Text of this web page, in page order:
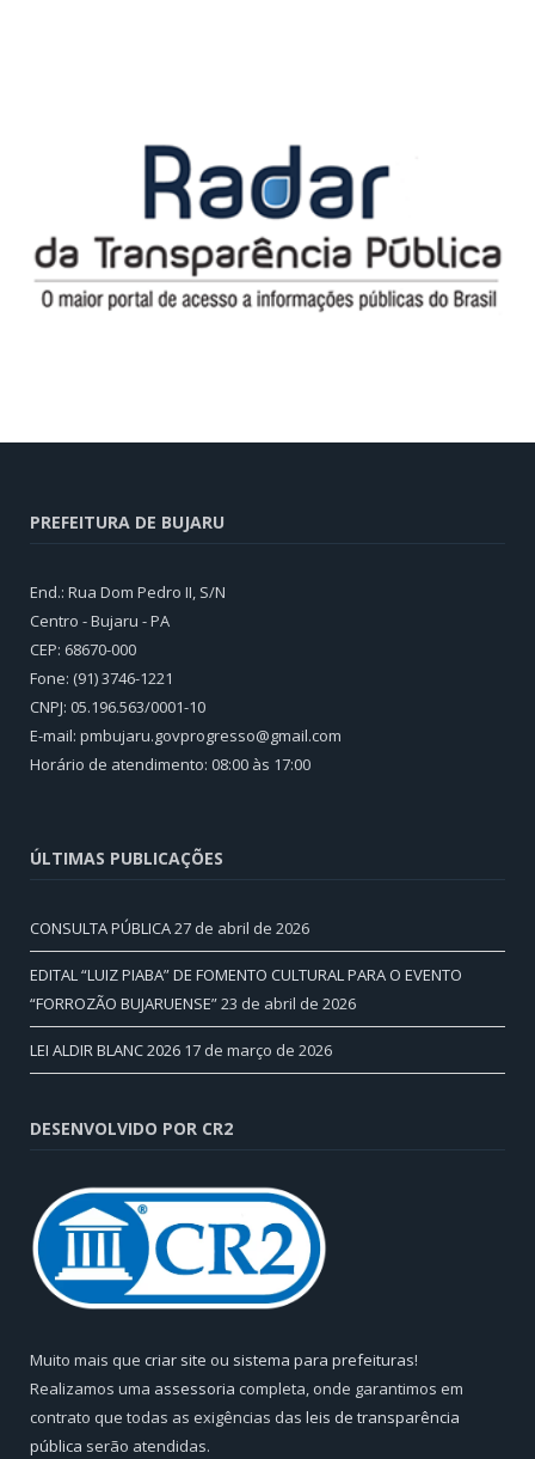
PREFEITURA DE BUJARU
End.: Rua Dom Pedro II, S/N
Centro - Bujaru - PA
CEP: 68670-000
Fone: (91) 3746-1221
CNPJ: 05.196.563/0001-10
E-mail: pmbujaru.govprogresso@gmail.com
Horário de atendimento: 08:00 às 17:00
ÚLTIMAS PUBLICAÇÕES
CONSULTA PÚBLICA27 de abril de 2026
EDITAL “LUIZ PIABA” DE FOMENTO CULTURAL PARA O EVENTO
“FORROZÃO BUJARUENSE”23 de abril de 2026
LEI ALDIR BLANC 2026 17 de março de 2026
DESENVOLVIDO POR CR2
Muito mais que criar site ou sistema para prefeituras!
Realizamos uma assessoria completa, onde garantimos em
contrato que todas as exigências das leis de transparência
pública serão atendidas.